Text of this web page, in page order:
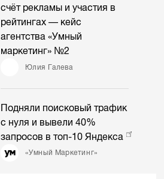
счёт рекламы и участия в
рейтингах — кейс
агентства «Умный
маркетинг» №2
Юлия Галева
Подняли поисковый трафик
с нуля и вывели 40%
запросов в топ-10 Яндекса
«Умный Маркетинг»